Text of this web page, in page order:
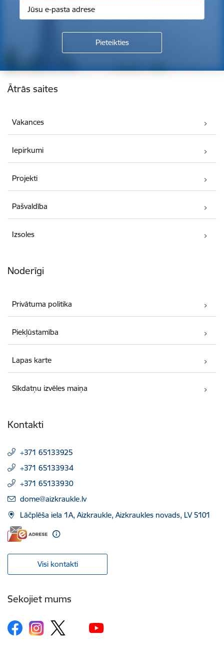
Kājene
Ātrās saites
Vakances
Iepirkumi
Projekti
Pašvaldība
Izsoles
Noderīgi
Privātuma politika
Piekļūstamība
Lapas karte
Sīkdatņu izvēles maiņa
Kontakti
+371 65133925
+371 65133934
+371 65133930
E-pasts:
dome@aizkraukle.lv
Lāčplēša iela 1A, Aizkraukle, Aizkraukles novads, LV 5101
Visi kontakti
Sekojiet mums